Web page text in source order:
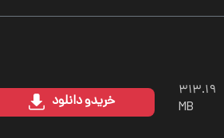
۳۱۳.۱۹
MB
خریدو دانلود